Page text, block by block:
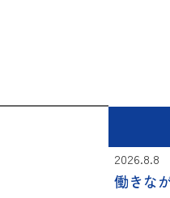
2026.8.8
働きな